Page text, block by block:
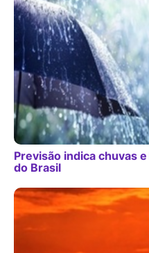
Previsão indica chuvas
do Brasil